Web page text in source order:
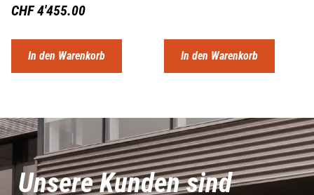
CHF4'455.00
In den Warenkorb In den Warenkorb
Unsere Kunden sind